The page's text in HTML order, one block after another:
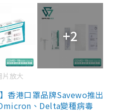
+2
片放大
香港口罩品牌Savewo推出
、Delta變種病毒